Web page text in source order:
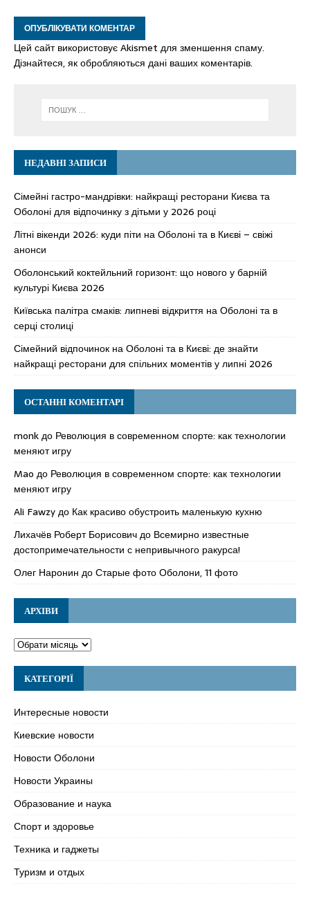
Цей сайт використовує Akismet для зменшення спаму.
Дізнайтеся, як обробляються дані ваших коментарів.
НЕДАВНІ ЗАПИСИ
Сімейні гастро-мандрівки: найкращі ресторани Києва та
Оболоні для відпочинку з дітьми у 2026 році
Літні вікенди 2026: куди піти на Оболоні та в Києві – свіжі
анонси
Оболонський коктейльний горизонт: що нового у барній
культурі Києва 2026
Київська палітра смаків: липневі відкриття на Оболоні та в
серці столиці
Сімейний відпочинок на Оболоні та в Києві: де знайти
найкращі ресторани для спільних моментів у липні 2026
ОСТАННІ КОМЕНТАРІ
monkдо Революция в современном спорте: как технологии
меняют игру
Mao до Революция в современном спорте: как технологии
меняют игру
Ali Fawzyдо Как красиво обустроить маленькую кухню
Лихачёв Роберт Борисовичдо Всемирно известные
достопримечательности с непривычного ракурса!
Олег Наронин доСтарые фото Оболони, 11 фото
АРХІВИ
КАТЕГОРІЇ
Интересные новости
Киевские новости
Новости Оболони
Новости Украины
Образование и наука
Спорт и здоровье
Техника и гаджеты
Туризм и отдых